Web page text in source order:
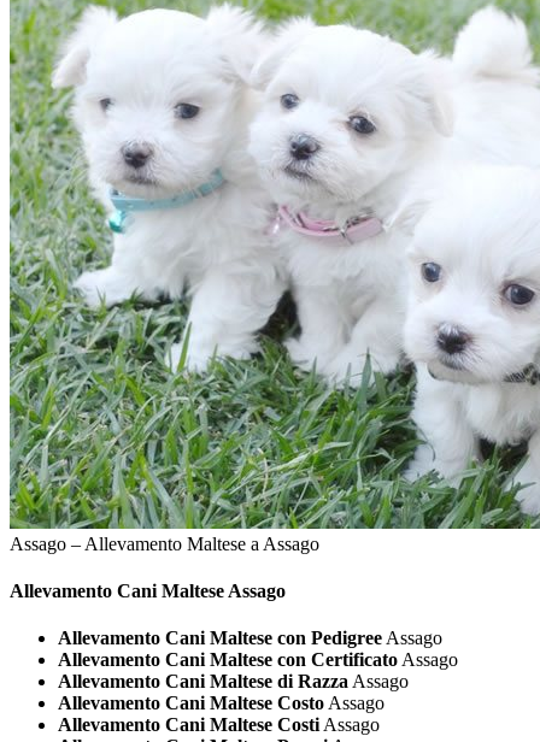
Assago – Allevamento Maltese a Assago
Allevamento Cani Maltese Assago
Allevamento Cani Maltese con Pedigree Assago
Allevamento Cani Maltese con Certificato Assago
Allevamento Cani Maltese di Razza Assago
Allevamento Cani Maltese Costo Assago
Allevamento Cani Maltese Costi Assago